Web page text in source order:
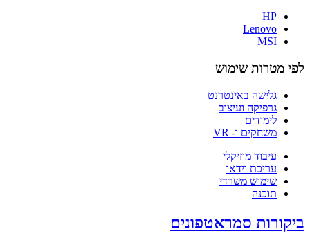
HP
Lenovo
MSI
לפי מטרות שימוש
גלישה באינטרנט
גרפיקה ועיצוב
לימודים
משחקים ו- VR
עיבוד מוזיקלי
עריכת וידאו
שימוש משרדי
תוכנה
ביקורות סמראטפונים